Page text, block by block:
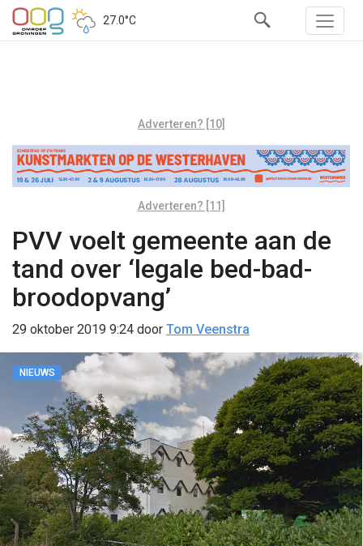
27.0°C
Adverteren? [10]
Adverteren? [11]
PVV voelt gemeente aan de
tand over ‘legale bed-bad-
broodopvang’
29 oktober 2019 9:24 door Tom Veenstra
NIEUWS